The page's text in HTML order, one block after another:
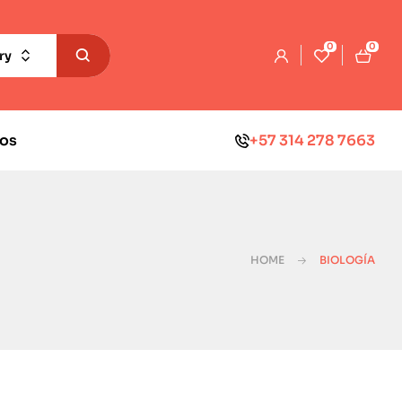
0 0
+57 314 278 7663
HOME BIOLOGÍA